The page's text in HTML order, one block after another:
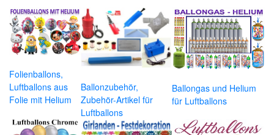
Folienballons,
Luftballons aus
Folie mit Helium
Ballonzubehör,
Zubehör-Artikel für
Luftballons
Ballongas und Helium
für Luftballons